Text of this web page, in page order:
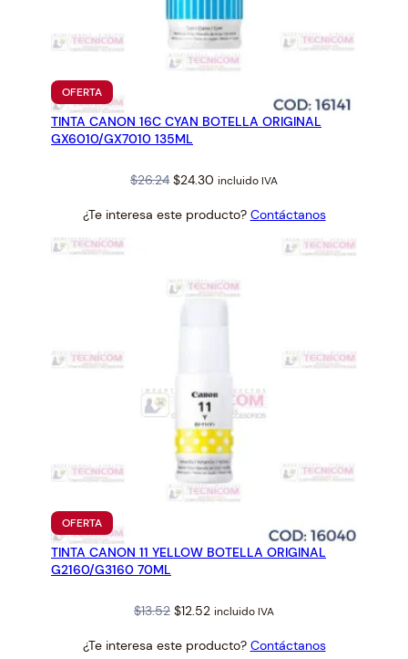
OFERTAPRODUCTO
EN
OFERTA
TINTA CANON 16C CYAN BOTELLA ORIGINAL
GX6010/GX7010 135ML
$26.24 Original
was:
$24.30 Current
is:
incluido IVA
¿Te interesa este producto? Contáctanos
OFERTAPRODUCTO
EN
OFERTA
TINTA CANON 11 YELLOW BOTELLA ORIGINAL
G2160/G3160 70ML
$13.52 Original
was:
$12.52 Current
is:
incluido IVA
¿Te interesa este producto? Contáctanos